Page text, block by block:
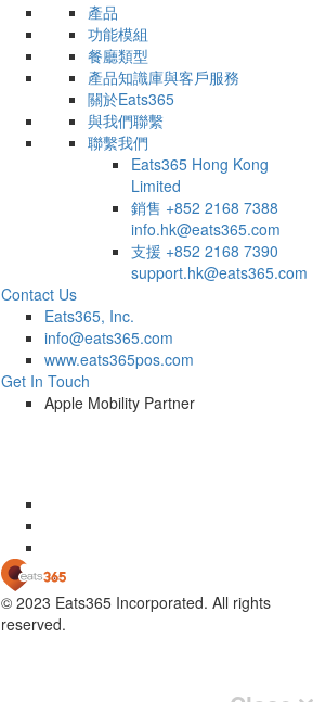
產品
功能模組
餐廳類型
產品知識庫與客戶服務
關於Eats365
與我們聯繫
聯繫我們
Eats365 Hong Kong
Limited
銷售 +852 2168 7388
info.hk@eats365.com
支援 +852 2168 7390
support.hk@eats365.com
Contact Us
Eats365, Inc.
info@eats365.com
www.eats365pos.com
Get In Touch
Apple Mobility Partner
© 2023 Eats365 Incorporated. All rights
reserved.